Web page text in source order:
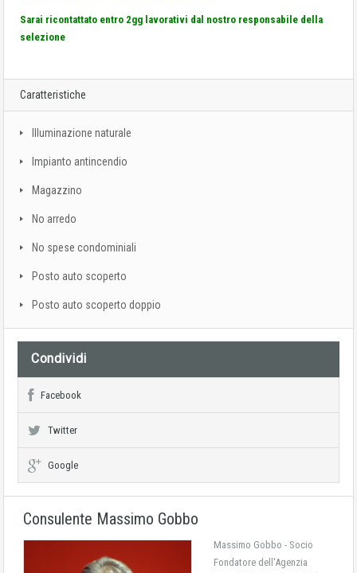
Sarai ricontattato entro 2gg lavorativi dal nostro responsabile della
selezione
Caratteristiche
Illuminazione naturale
Impianto antincendio
Magazzino
No arredo
No spese condominiali
Posto auto scoperto
Posto auto scoperto doppio
Condividi
Facebook
Twitter
Google
Consulente Massimo Gobbo
Massimo Gobbo - Socio
Fondatore dell'Agenzia